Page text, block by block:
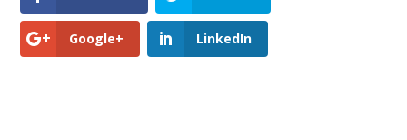
Google+ LinkedIn